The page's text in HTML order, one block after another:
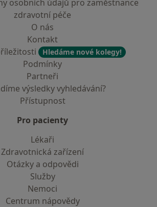
osobních údajů pro zaměstnance
zdravotní péče
O nás
Kontakt
Hledáme nové kolegy!
Podmínky
Partneři
výsledky vyhledávání?
Přístupnost
Pro pacienty
Lékaři
Zdravotnická zařízení
Otázky a odpovědi
Služby
Nemoci
Centrum nápovědy